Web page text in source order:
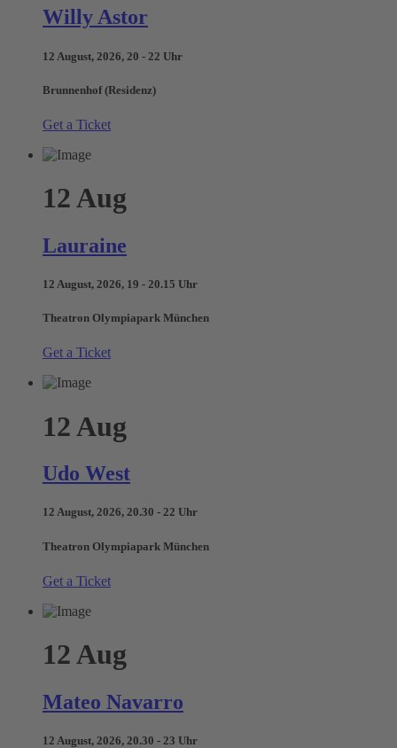
Willy Astor
12 August, 2026, 20 - 22 Uhr
Brunnenhof (Residenz)
Get a Ticket
12Aug
Lauraine
12 August, 2026, 19 - 20.15 Uhr
Theatron Olympiapark München
Get a Ticket
12 Aug
Udo West
12 August, 2026, 20.30 - 22 Uhr
Theatron Olympiapark München
Get a Ticket
12 Aug
Mateo Navarro
12 August, 2026, 20.30 - 23 Uhr